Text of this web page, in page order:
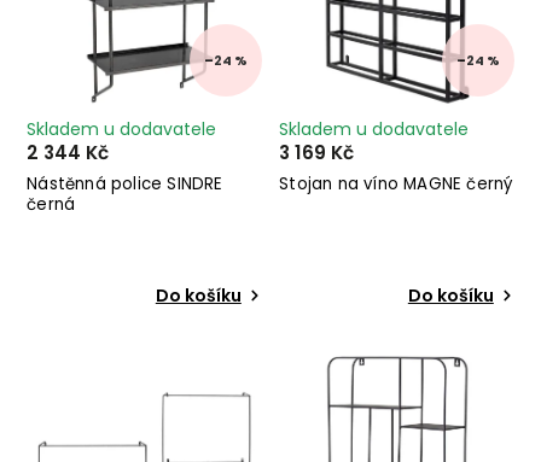
–24 %
Nástěnná police SINDRE
černá
Skladem u dodavatele
2 344 Kč
Do košíku
–24 %
Stojan na víno MAGNE černý
Skladem u dodavatele
3 169 Kč
Do košíku